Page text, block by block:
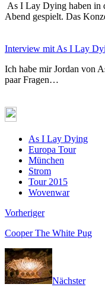
As I Lay Dying haben in
Abend gespielt. Das
Interview mit As I Lay
Ich habe mir Jordan von
paar Fragen…
As I Lay Dying
Europa Tour
München
Strom
Tour 2015
Wovenwar
Vorheriger
Cooper The White Pug
Nächster